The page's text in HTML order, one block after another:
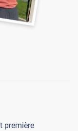
première